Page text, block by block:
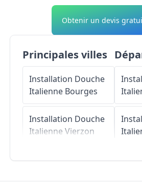
Obtenir un devis
Principales villes
Installation Douche
Italienne Bourges
Installation Douche
Italienne Vierzon
Installation Douche
Amand-Montrond